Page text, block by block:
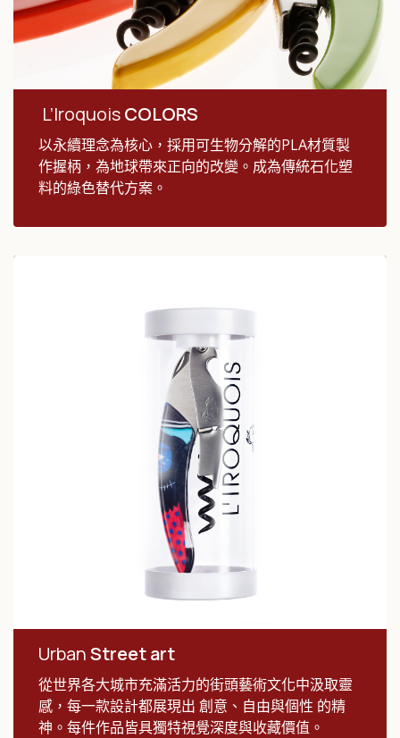
L’IroquoisCOLORS
以永續理念為核心，採用可生物分解的PLA材質製
作握柄，為地球帶來正向的改變。成為傳統石化塑
料的綠色替代方案。
UrbanStreet art
從世界各大城市充滿活力的街頭藝術文化中汲取靈
感，每一款設計都展現出 創意、自由與個性 的精
神。每件作品皆具獨特視覺深度與收藏價值。